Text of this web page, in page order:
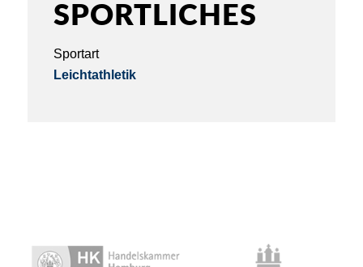
SPORTLICHES
Sportart
Leichtathletik